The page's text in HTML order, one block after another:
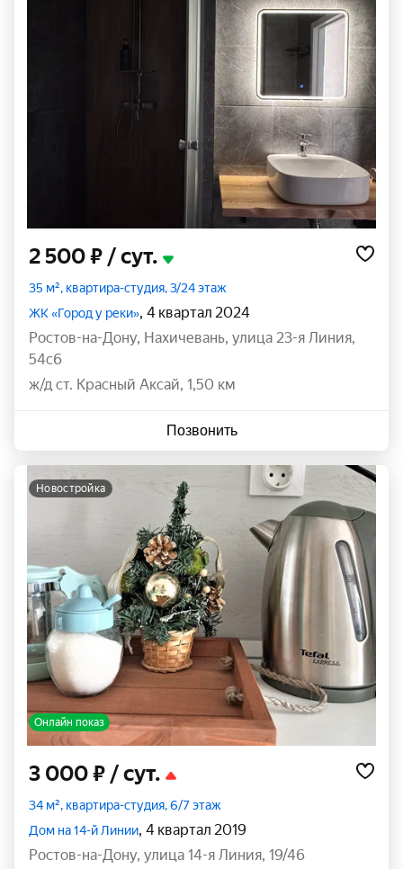
2 500 ₽ / сут.
35 м², квартира-студия, 3/24 этаж
ЖК «Город у реки», 4 квартал 2024
Ростов-на-Дону, Нахичевань, улица 23-я Линия,
54с6
ж/д ст. Красный Аксай, 1,50 км
Позвонить
новостройка
Онлайн показ
3 000 ₽ / сут.
34 м², квартира-студия, 6/7 этаж
Дом на 14-й Линии, 4 квартал 2019
Ростов-на-Дону, улица 14-я Линия, 19/46